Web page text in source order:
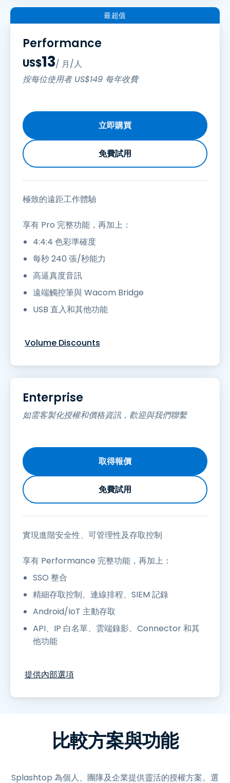
最超值
Performance
US$13/ 月/人
按每位使用者 US$149 每年收費
立即購買
免費試用
極致的遠距工作體驗
享有 Pro 完整功能，再加上：
4:4:4 色彩準確度
每秒 240 張/秒能力
高逼真度音訊
遠端觸控筆與 Wacom Bridge
USB 直入和其他功能
Volume Discounts
Enterprise
如需客製化授權和價格資訊，歡迎與我們聯繫
取得報價
免費試用
實現進階安全性、可管理性及存取控制
享有 Performance 完整功能，再加上：
SSO 整合
精細存取控制、連線排程、SIEM 記錄
Android/IoT 主動存取
API、IP 白名單、雲端錄影、Connector 和其
他功能
提供內部選項
比較方案與功能
Splashtop 為個人、團隊及企業提供靈活的授權方案。選